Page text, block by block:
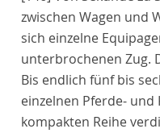
zwischen Wagen und
sich einzelne
unterbrochenen Zug.
Bis endlich fünf bis
einzelnen Pferde-
kompakten Reihe